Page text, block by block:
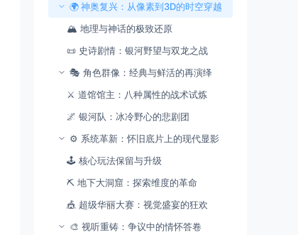
🌍 ​​神奥复兴：从像素到3D的时空穿越​​
🏔️ ​​地理与神话的极致还原​​
📜 ​​史诗剧情：银河野望与双龙之战​​
🎭 ​​角色群像：经典与鲜活的再演绎​​
⚔️ ​​道馆馆主：八种属性的战术试炼​​
🌌 ​​银河队：冰冷野心的悲剧团​​
⚙️ ​​系统革新：怀旧底片上的现代显影​​
🕹️ ​​核心玩法保留与升级​​
⛏️ ​​地下大洞窟：探索维度的革命​​
🎪 ​​超级华丽大赛：视觉盛宴的狂欢​​
🎨 ​​视听重铸：争议中的情怀答卷​​